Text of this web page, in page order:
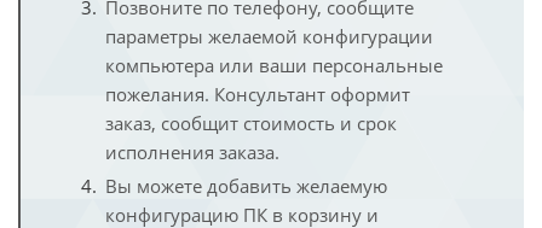
Позвоните по телефону, сообщите
параметры желаемой конфигурации
компьютера или ваши персональные
пожелания. Консультант оформит
заказ, сообщит стоимость и срок
исполнения заказа.
Вы можете добавить желаемую
конфигурацию ПК в корзину и